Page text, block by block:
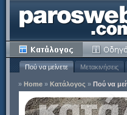
Πού να μείνετε Μετακινήσεις
» Home » Κατάλογος » Πού να